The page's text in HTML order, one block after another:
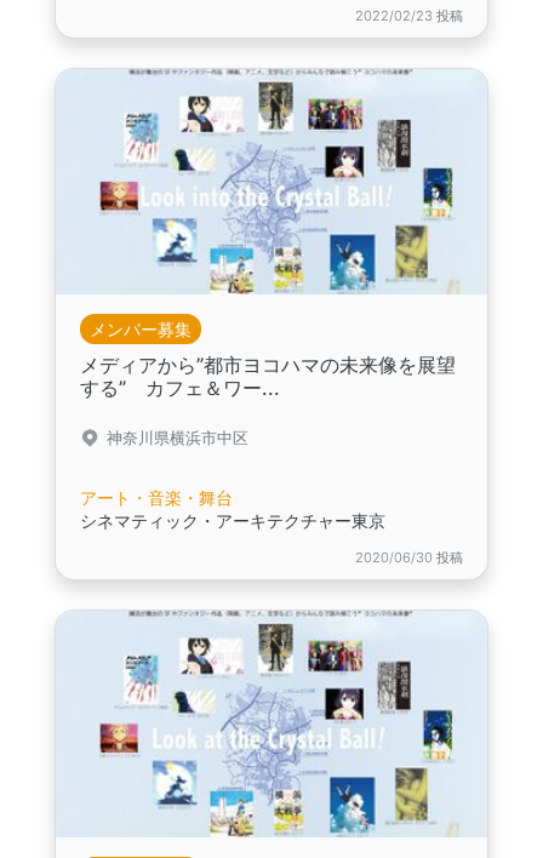
2022/02/23 投稿
メンバー募集
メディアから”都市ヨコハマの未来像を展望
する” カフェ＆ワー...
神奈川県横浜市中区
アート・音楽・舞台
シネマティック・アーキテクチャー東京
2020/06/30 投稿